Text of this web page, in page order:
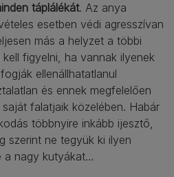
táplálékát. Az anya
esetben védi agresszívan
más a helyzet a többi
figyelni, ha vannak ilyenek
ellenállhatatlanul
és ennek megfelelően
falatjaik közelében. Habár
többnyire inkább ijesztő,
szerint ne tegyük ki ilyen
a nagy kutyákat…